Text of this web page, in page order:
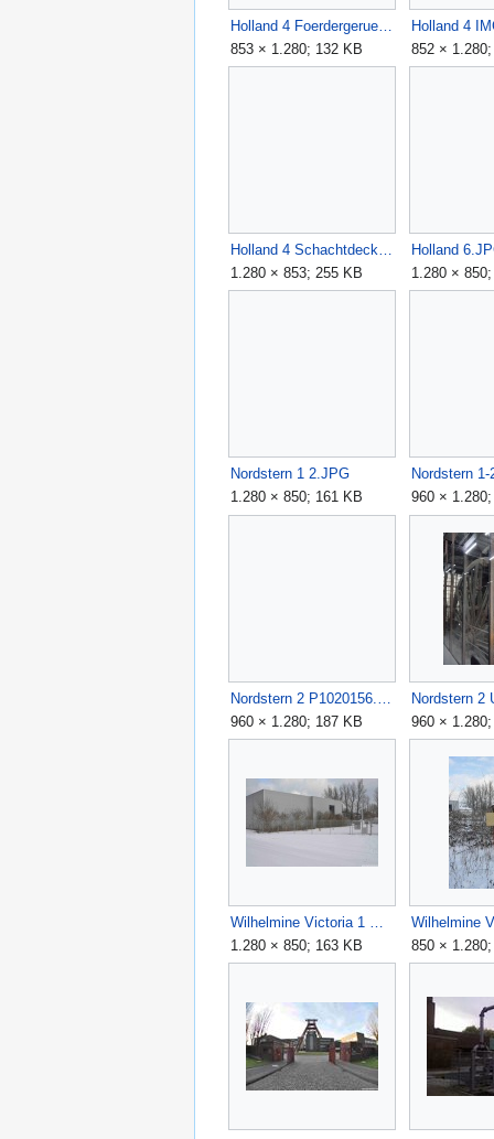
853 × 1.280; 132 KB
Holland 4
852 ×
1.280 × 853; 255 KB
Holland
1.280 ×
Nordstern 1 2.JPG
1.280 × 850; 161 KB
Nordstern
960 ×
960 × 1.280; 187 KB
960 ×
Wilhelmine Victoria 1 Bild 1.JPG
1.280 × 850; 163 KB
850 ×